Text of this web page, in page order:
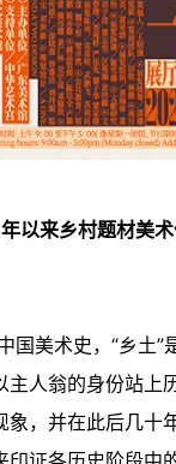
来乡村题材美术
国美术史，“乡土
主人翁的身份站上
象，并在此后几十